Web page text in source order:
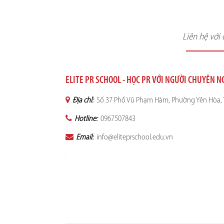
Liên hệ với
ELITE PR SCHOOL - HỌC PR VỚI NGƯỜI CHUYÊN
Địa chỉ: Số 37 Phố Vũ Phạm Hàm, Phường Yên Hòa,
Hotline: 0967507843
Email: info@eliteprschool.edu.vn